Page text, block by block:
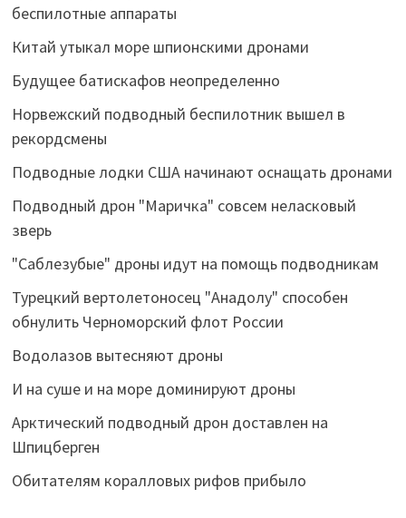
беспилотные аппараты
Китай утыкал море шпионскими дронами
Будущее батискафов неопределенно
Норвежский подводный беспилотник вышел в
рекордсмены
Подводные лодки США начинают оснащать дронами
Подводный дрон "Маричка" совсем неласковый
зверь
"Саблезубые" дроны идут на помощь подводникам
Турецкий вертолетоносец "Анадолу" способен
обнулить Черноморский флот России
Водолазов вытесняют дроны
И на суше и на море доминируют дроны
Арктический подводный дрон доставлен на
Шпицберген
Обитателям коралловых рифов прибыло